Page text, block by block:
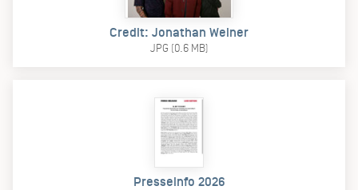
Credit: Jonathan Weiner
JPG (0.6 MB)
Presseinfo 2026